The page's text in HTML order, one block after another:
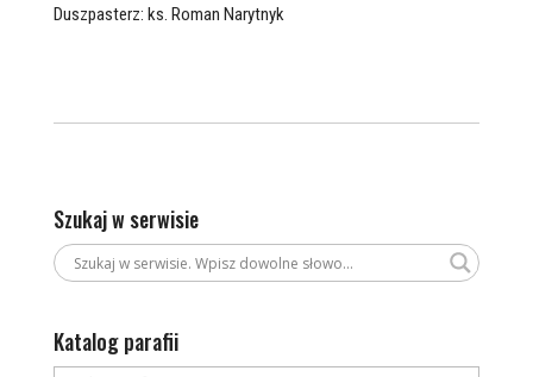
Duszpasterz: ks. Roman Narytnyk
Szukaj w serwisie
Katalog parafii